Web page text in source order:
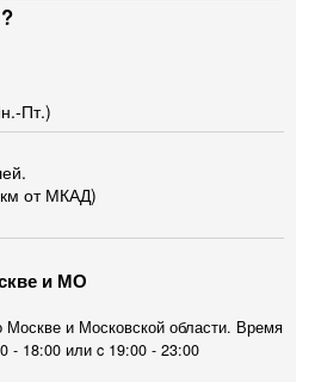
Пт.)
от МКАД)
и МО
и Московской области. Время
- 18:00 или c 19:00 - 23:00